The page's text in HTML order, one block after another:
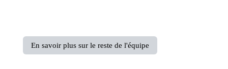
En savoir plus sur le reste de l'équipe